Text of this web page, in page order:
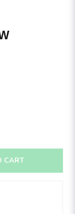
CART